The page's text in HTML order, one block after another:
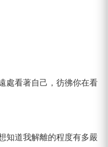
處看著自己，彷彿你在看
知道我解離的程度有多嚴